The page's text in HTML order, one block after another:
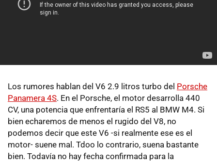
Los rumores hablan del V6 2.9 litros turbo del Porsche
Panamera 4S. En el Porsche, el motor desarrolla 440
CV, una potencia que enfrentaría el RS5 al BMW M4. Si
bien echaremos de menos el rugido del V8, no
podemos decir que este V6 -si realmente ese es el
motor- suene mal. Tdoo lo contrario, suena bastante
bien. Todavía no hay fecha confirmada para la